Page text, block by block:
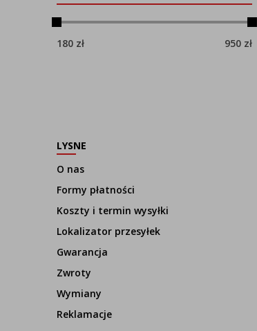
180 zł 950 zł
LYSNE
O nas
Formy płatności
Koszty i termin wysyłki
Lokalizator przesyłek
Gwarancja
Zwroty
Wymiany
Reklamacje